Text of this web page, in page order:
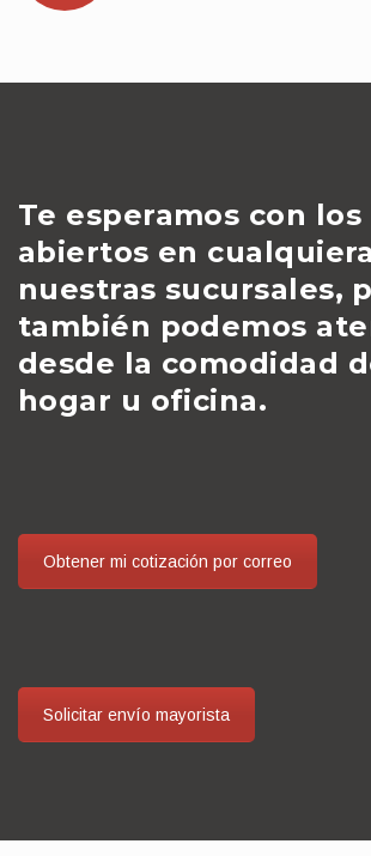
Te esperamos con los
abiertos en
nuestras sucursales,
también podemos
desde la comodidad
hogar u oficina.
Obtener mi cotización por correo
Solicitar envío mayorista